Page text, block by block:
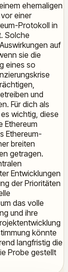
ehemaligen
einer
Protokoll in
Solche
auf
sie die
eines so
und
Für dich als
wichtig, diese
Ethereum
Ethereum-
breiten
getragen.
Entwicklungen
der Prioritäten
das volle
und ihre
könnte
langfristig die
Probe gestellt